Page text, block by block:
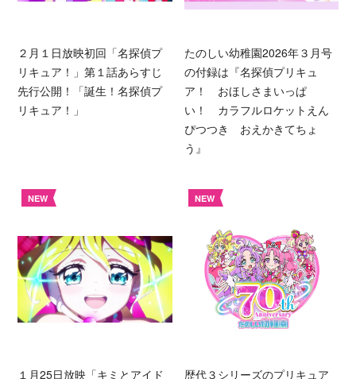
２月１日放映初回「名探偵プ
リキュア！」第１話あらすじ
先行公開！「誕生！名探偵プ
リキュア！」
たのしい幼稚園2026年３月号
の付録は『名探偵プリキュ
ア！ おほしさまいっぱ
い！ カラフルロケットえん
ぴつつき おえかきてちょ
う』
NEW
１月25日放映「キミとアイド
NEW
歴代３シリーズのプリキュア